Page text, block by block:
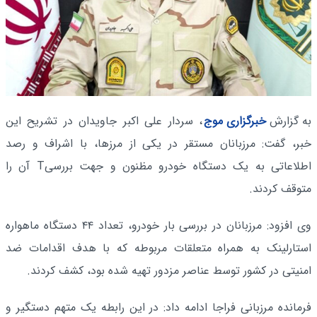
به گزارشخبرگزاری موج، سردار علی اکبر جاویدان در تشریح این
خبر، گفت: مرزبانان مستقر در یکی از مرزها، با اشراف و رصد
اطلاعاتی به یک دستگاه خودرو مظنون و جهت بررسیT آن را
متوقف کردند.
وی افزود: مرزبانان در بررسی بار خودرو، تعداد ۴۴ دستگاه ماهواره
استارلینک به همراه متعلقات مربوطه که با هدف اقدامات ضد
امنیتی در کشور توسط عناصر مزدور تهیه شده بود، کشف کردند.
فرمانده مرزبانی فراجا ادامه داد: در این رابطه یک متهم دستگیر و